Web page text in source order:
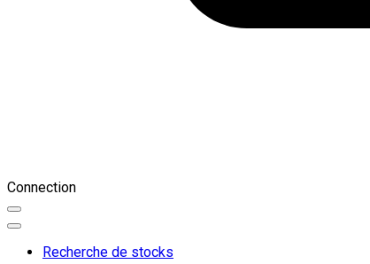
Connection
Recherche de stocks